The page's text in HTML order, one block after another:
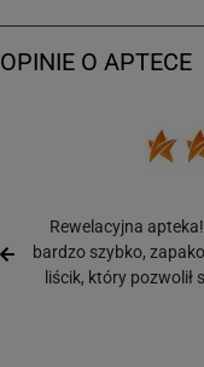
Rewelacyjna
bardzo szybko,
liścik, który